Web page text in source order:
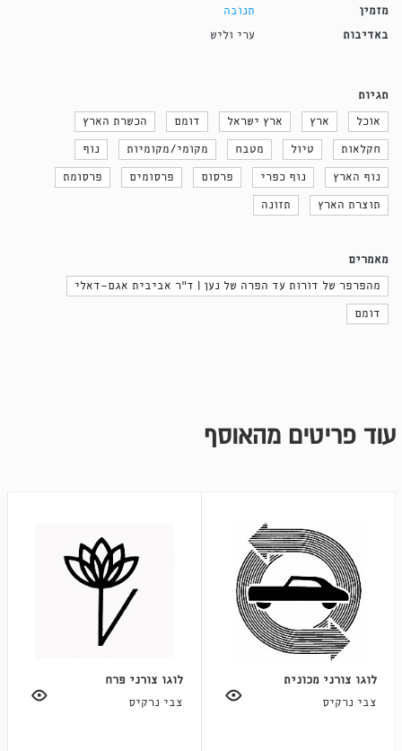
מזמין תנובה
באדיבות ערי וליש
תגיות
אוכל ארץ ארץ ישראל דומם הכשרת הארץ
חקלאות טיול מטבח מקומי/מקומיות נוף
נוף הארץ נוף כפרי פרסום פרסומים פרסומת
תוצרת הארץ תזונה
מאמרים
מהפרפר של דורות עד הפרה של נען | ד״ר אביבית אגם-דאלי
דומם
עוד פריטים מהאוסף
לוגו צורני מכונית
צבי נרקיס
לוגו צורני פרח
צבי נרקיס